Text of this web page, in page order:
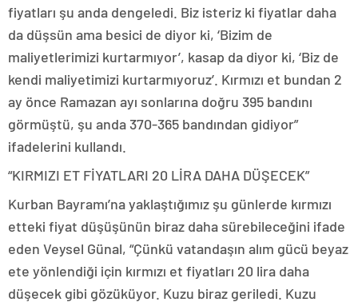
fiyatları şu anda dengeledi. Biz isteriz ki fiyatlar daha
da düşsün ama besici de diyor ki, ‘Bizim de
maliyetlerimizi kurtarmıyor’, kasap da diyor ki, ‘Biz de
kendi maliyetimizi kurtarmıyoruz’. Kırmızı et bundan 2
ay önce Ramazan ayı sonlarına doğru 395 bandını
görmüştü, şu anda 370-365 bandından gidiyor”
ifadelerini kullandı.
“KIRMIZI ET FİYATLARI 20 LİRA DAHA DÜŞECEK”
Kurban Bayramı’na yaklaştığımız şu günlerde kırmızı
etteki fiyat düşüşünün biraz daha sürebileceğini ifade
eden Veysel Günal, “Çünkü vatandaşın alım gücü beyaz
ete yönlendiği için kırmızı et fiyatları 20 lira daha
düşecek gibi gözüküyor. Kuzu biraz geriledi. Kuzu